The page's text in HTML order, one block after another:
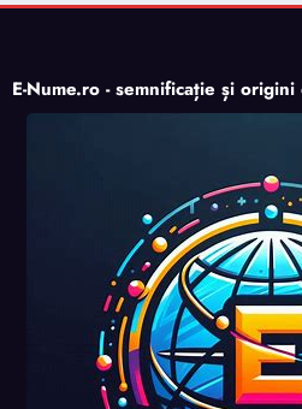
E-Nume.ro - semnificație și